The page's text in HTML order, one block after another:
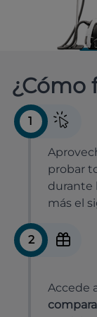
¿Cómo
1
probar
durante
más el
2
Accede